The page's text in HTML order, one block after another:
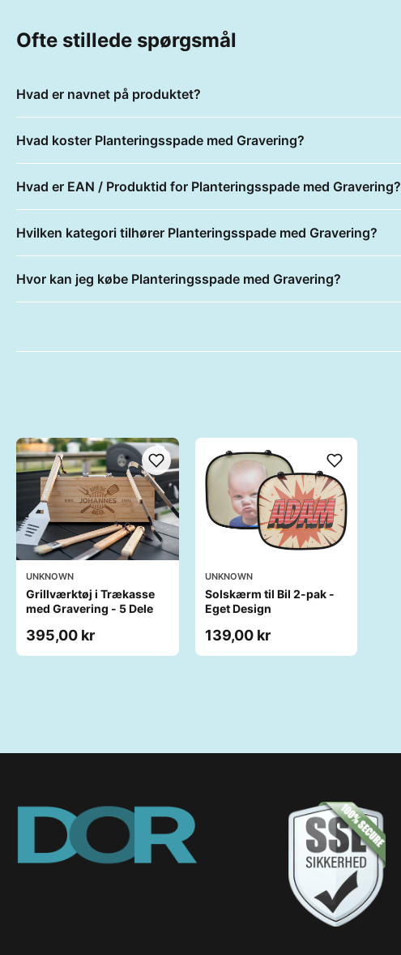
Ofte stillede spørgsmål
Hvad er navnet på produktet?
Hvad koster Planteringsspade med Gravering?
Hvad er EAN / Produktid for Planteringsspade med Gravering?
Hvilken kategori tilhører Planteringsspade med Gravering?
Hvor kan jeg købe Planteringsspade med Gravering?
UNKNOWN
Grillværktøj i Trækasse
med Gravering - 5 Dele
395,00 kr
UNKNOWN
Solskærm til Bil 2-pak -
Eget Design
139,00 kr